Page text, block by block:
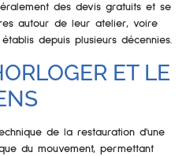
des devis gratuits et se
autour de leur atelier, voire
depuis plusieurs décennies.
ET LE
de la restauration d'une
du mouvement, permettant